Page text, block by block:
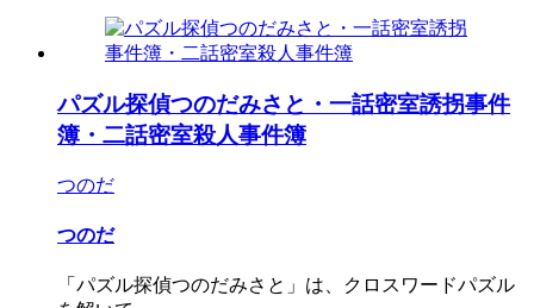
パズル探偵つのだみさと・一話密室誘拐事件
簿・二話密室殺人事件簿
つのだ
つのだ
「パズル探偵つのだみさと」は、クロスワードパズル